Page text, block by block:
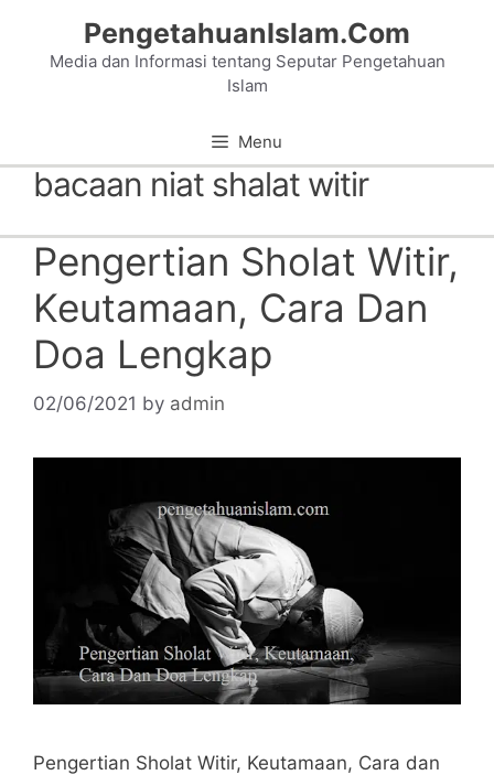
content
PengetahuanIslam.Com
Media dan Informasi tentang Seputar Pengetahuan
Islam
Menu
bacaan niat shalat witir
Pengertian Sholat Witir,
Keutamaan, Cara Dan
Doa Lengkap
02/06/2021 by admin
Pengertian Sholat Witir, Keutamaan, Cara dan